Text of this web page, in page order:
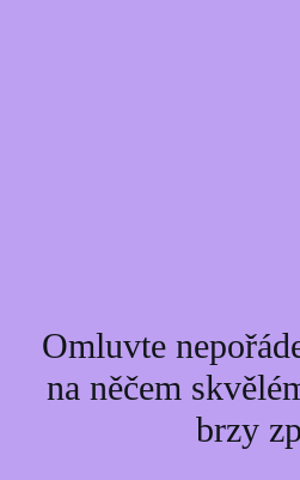
Omluvte
na něčem
brzy